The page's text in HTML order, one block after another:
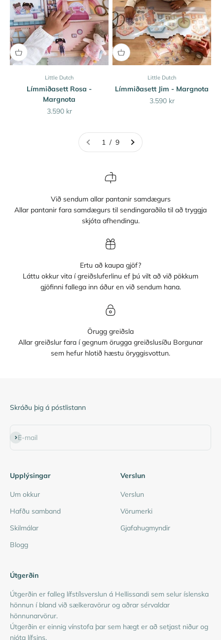
Little Dutch
Límmiðasett Rosa -
Margnota
Sale price
3.590 kr
Little Dutch
Límmiðasett Jim - Margnota
Sale price
3.590 kr
1 / 9
Við sendum allar pantanir samdægurs
Allar pantanir fara samdægurs til sendingaraðila til að tryggja
skjóta afhendingu.
Ertu að kaupa gjöf?
Láttu okkur vita í greiðsluferlinu ef þú vilt að við pökkum
gjöfinni fallega inn áður en við sendum hana.
Örugg greiðsla
Allar greiðslur fara í gegnum örugga greiðslusíðu Borgunar
sem hefur hlotið hæstu öryggisvottun.
Skráðu þig á póstlistann
E-mail
Subscribe
Upplýsingar
Um okkur
Hafðu samband
Skilmálar
Blogg
Verslun
Verslun
Vörumerki
Gjafahugmyndir
Útgerðin
Útgerðin er falleg lífstílsverslun á Hellissandi sem selur íslenska
hönnun í bland við sælkeravörur og aðrar sérvaldar
hönnunarvörur.
Útgerðin er einnig vínstofa þar sem hægt er að setjast niður og
njóta lífsins.